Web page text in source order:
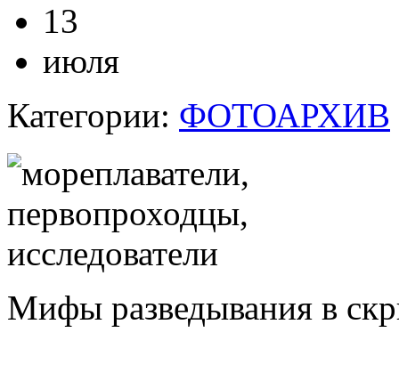
13
июля
Категории: ФОТОАРХИВ
Мифы разведывания в